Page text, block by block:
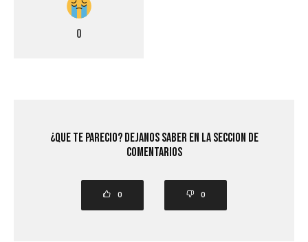
0
¿Que Te Parecio? Dejanos saber en la seccion de
comentarios
0 0